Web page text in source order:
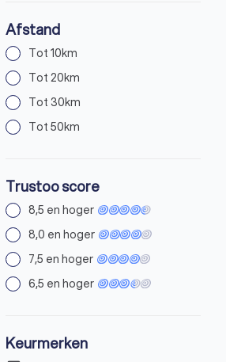
Afstand
Tot 10km
Tot 20km
Tot 30km
Tot 50km
Trustoo score
8,5 en hoger
8,0 en hoger
7,5 en hoger
6,5 en hoger
Keurmerken